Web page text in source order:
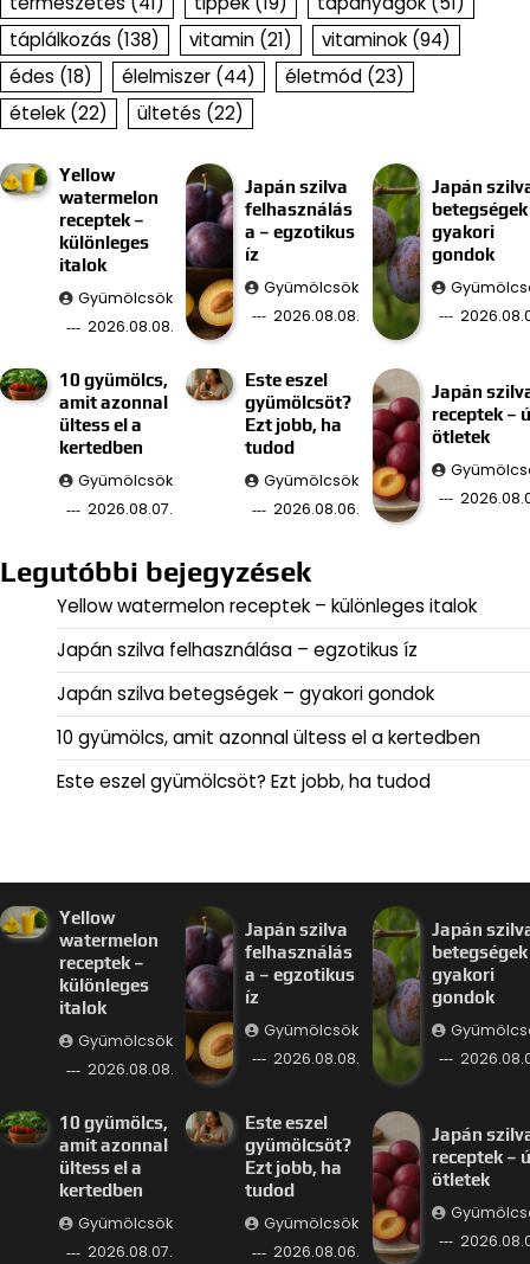
táplálkozás (138) vitamin (21) vitaminok (94)
édes (18) élelmiszer (44) életmód (23)
ételek (22) ültetés (22)
Yellow
watermelon
receptek –
különleges
italok
Gyümölcsök
2026.08.08.
Japán szilva
felhasználás
a – egzotikus
íz
Gyümölcsök
2026.08.08.
Japán
betegségek
gyakori
gondok
10 gyümölcs,
amit azonnal
ültess el a
kertedben
Gyümölcsök
2026.08.07.
Este eszel
gyümölcsöt?
Ezt jobb, ha
tudod
Gyümölcsök
2026.08.06.
Japán
receptek –
ötletek
Legutóbbi bejegyzések
Yellow watermelon receptek – különleges italok
Japán szilva felhasználása – egzotikus íz
Japán szilva betegségek – gyakori gondok
10 gyümölcs, amit azonnal ültess el a kertedben
Este eszel gyümölcsöt? Ezt jobb, ha tudod
Yellow
watermelon
receptek –
különleges
italok
Gyümölcsök
2026.08.08.
Japán szilva
felhasználás
a – egzotikus
íz
Gyümölcsök
2026.08.08.
Japán
betegségek
gyakori
gondok
10 gyümölcs,
amit azonnal
ültess el a
kertedben
Gyümölcsök
2026.08.07.
Este eszel
gyümölcsöt?
Ezt jobb, ha
tudod
Gyümölcsök
2026.08.06.
Japán
receptek –
ötletek